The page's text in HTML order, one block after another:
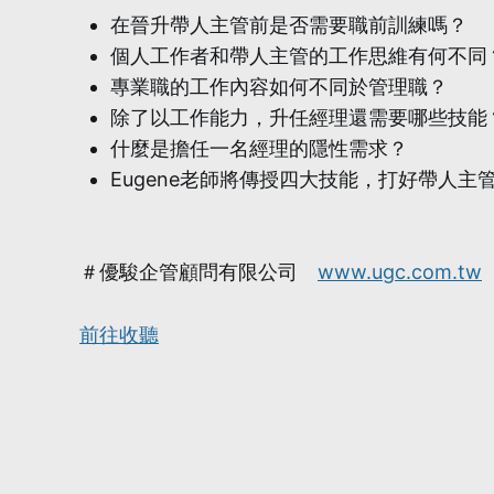
在晉升帶人主管前是否需要職前訓練嗎？
個人工作者和帶人主管的工作思維有何不同
專業職的工作內容如何不同於管理職？
除了以工作能力，升任經理還需要哪些技能
什麼是擔任一名經理的隱性需求？
Eugene老師將傳授四大技能，打好帶人主
＃優駿企管顧問有限公司 www.ugc.com.tw
前往收聽